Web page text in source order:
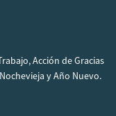
Acción de Gracias
y Año Nuevo.